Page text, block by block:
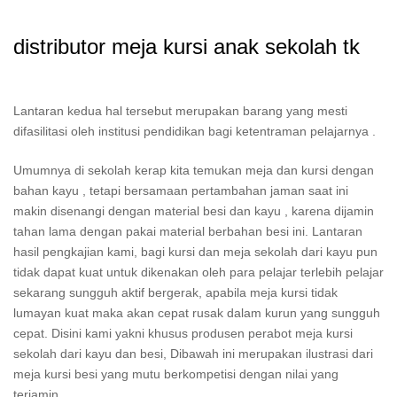
distributor meja kursi anak sekolah tk
Lantaran kedua hal tersebut merupakan barang yang mesti
difasilitasi oleh institusi pendidikan bagi ketentraman pelajarnya .
Umumnya di sekolah kerap kita temukan meja dan kursi dengan
bahan kayu , tetapi bersamaan pertambahan jaman saat ini
makin disenangi dengan material besi dan kayu , karena dijamin
tahan lama dengan pakai material berbahan besi ini. Lantaran
hasil pengkajian kami, bagi kursi dan meja sekolah dari kayu pun
tidak dapat kuat untuk dikenakan oleh para pelajar terlebih pelajar
sekarang sungguh aktif bergerak, apabila meja kursi tidak
lumayan kuat maka akan cepat rusak dalam kurun yang sungguh
cepat. Disini kami yakni khusus produsen perabot meja kursi
sekolah dari kayu dan besi, Dibawah ini merupakan ilustrasi dari
meja kursi besi yang mutu berkompetisi dengan nilai yang